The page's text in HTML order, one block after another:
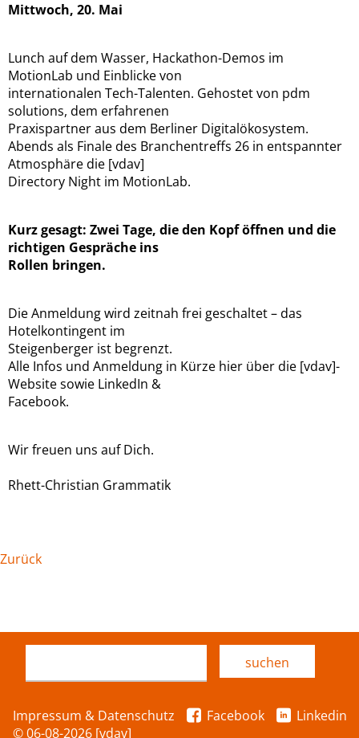
Mittwoch, 20. Mai
Lunch auf dem Wasser, Hackathon-Demos im
MotionLab und Einblicke von
internationalen Tech-Talenten. Gehostet von pdm
solutions, dem erfahrenen
Praxispartner aus dem Berliner Digitalökosystem.
Abends als Finale des Branchentreffs 26 in entspannter
Atmosphäre die [vdav]
Directory Night im MotionLab.
Kurz gesagt: Zwei Tage, die den Kopf öffnen und die
richtigen Gespräche ins
Rollen bringen.
Die Anmeldung wird zeitnah frei geschaltet – das
Hotelkontingent im
Steigenberger ist begrenzt.
Alle Infos und Anmeldung in Kürze hier über die [vdav]-
Website sowie LinkedIn &
Facebook.
Wir freuen uns auf Dich.
Rhett-Christian Grammatik
Zurück
Impressum & Datenschutz Facebook
Linkedin
© 06-08-2026 [vdav]